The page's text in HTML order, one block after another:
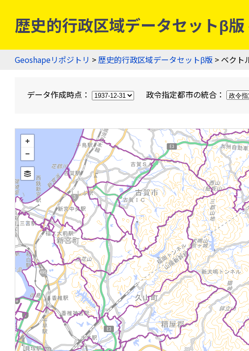
歴史的行政区域データセットβ
Geoshapeリポジトリ >歴史的行政区域データセットβ版 > ベクト
データ作成時点： 政令指定都市の統合：